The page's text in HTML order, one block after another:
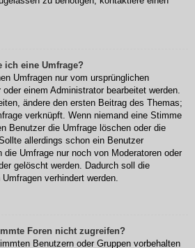
ich eine Umfrage?
Umfragen nur vom ursprünglichen
einem Administrator bearbeitet werden.
ändere den ersten Beitrag des Themas;
verknüpft. Wenn niemand eine Stimme
Benutzer die Umfrage löschen oder die
allerdings schon ein Benutzer
Umfrage nur noch von Moderatoren oder
gelöscht werden. Dadurch soll die
verhindert werden.
Foren nicht zugreifen?
Benutzern oder Gruppen vorbehalten